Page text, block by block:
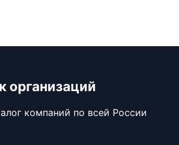
организаций
компаний по всей России